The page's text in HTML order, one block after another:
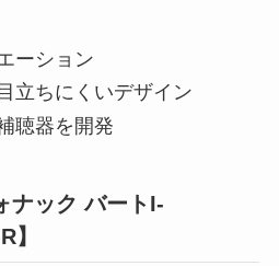
ーション
立ちにくいデザイン
聴器を開発
ナック バートI-
】